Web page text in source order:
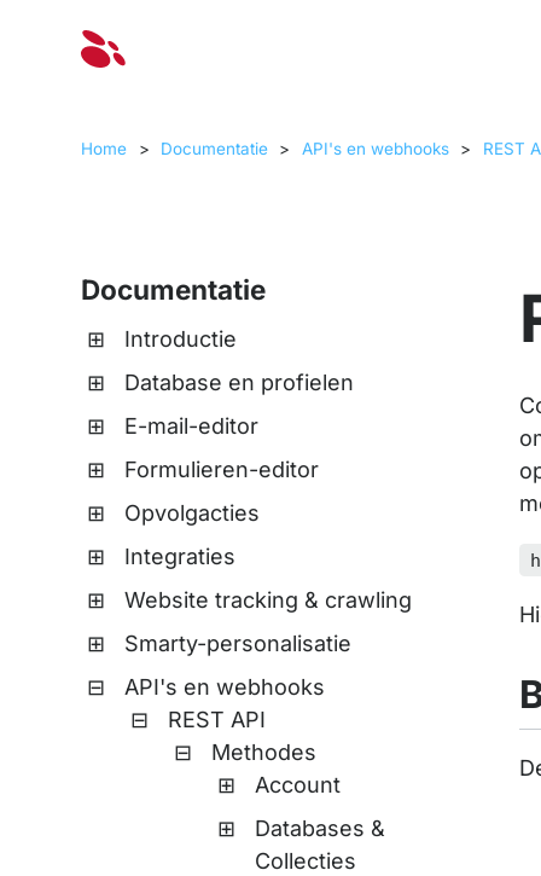
Home > Documentatie > API's en webhooks > REST
Documentatie
Introductie
Database en profielen
E-mail-editor
Formulieren-editor
Opvolgacties
Integraties
Website tracking & crawling
Smarty-personalisatie
API's en webhooks
REST API
Methodes
Account
Databases &
Collecties